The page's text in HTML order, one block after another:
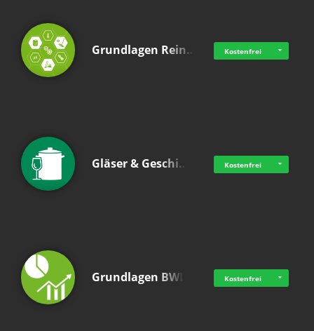
Grundlagen Rein… Kostenfrei
Gläser & Geschi… Kostenfrei
Grundlagen BWL Kostenfrei